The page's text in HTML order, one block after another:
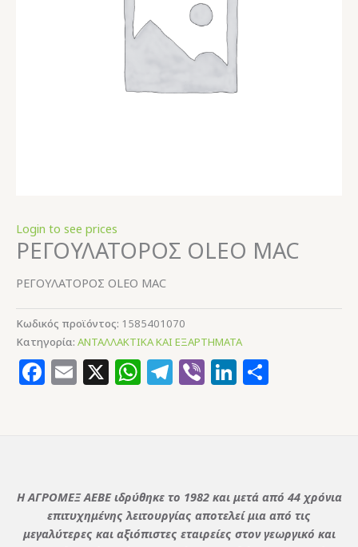
Login to see prices
ΡΕΓΟΥΛΑΤΟΡΟΣ OLEO MAC
ΡΕΓΟΥΛΑΤΟΡΟΣ OLEO MAC
Κωδικός προϊόντος: 1585401070
Κατηγορία: ΑΝΤΑΛΛΑΚΤΙΚΑ ΚΑΙ ΕΞΑΡΤΗΜΑΤΑ
Facebook
Email
X WhatsApp
Telegram
ViberLinkedIn
Η ΑΓΡΟΜΕΞ ΑΕΒΕ ιδρύθηκε το 1982 και μετά από 44 χρόνια
επιτυχημένης λειτουργίας αποτελεί μια από τις
μεγαλύτερες και αξιόπιστες εταιρείες στον γεωργικό και